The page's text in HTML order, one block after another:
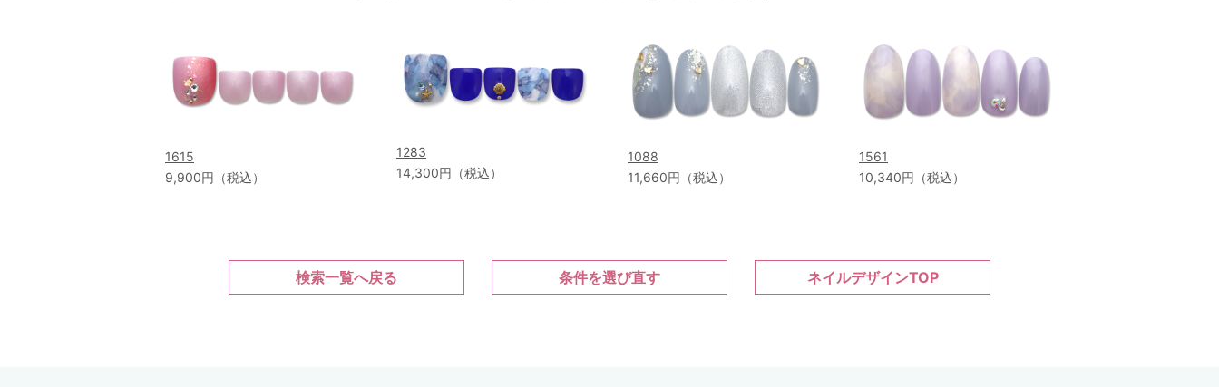
1615
9,900円（税込）
1283
14,300円（税込）
1088
11,660円（税込）
1561
10,340円（税込）
検索一覧へ戻る 条件を選び直す ネイルデザインTOP